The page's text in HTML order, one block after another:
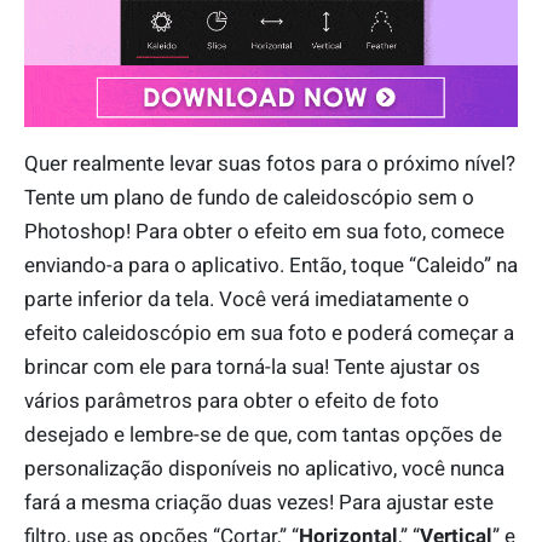
Quer realmente levar suas fotos para o próximo nível?
Tente um plano de fundo de caleidoscópio sem o
Photoshop! Para obter o efeito em sua foto, comece
enviando-a para o aplicativo. Então, toque “Caleido” na
parte inferior da tela. Você verá imediatamente o
efeito caleidoscópio em sua foto e poderá começar a
brincar com ele para torná-la sua! Tente ajustar os
vários parâmetros para obter o efeito de foto
desejado e lembre-se de que, com tantas opções de
personalização disponíveis no aplicativo, você nunca
fará a mesma criação duas vezes! Para ajustar este
filtro, use as opções “Cortar,” “Horizontal,” “Vertical” e